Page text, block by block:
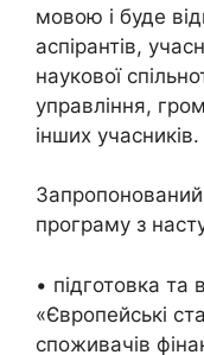
мовою і буде
аспірантів,
наукової
управління,
інших учасників.
програму з
• підготовка
«Європейські
споживачів